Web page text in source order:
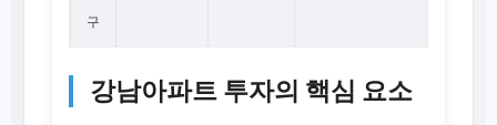
구
강남아파트 투자의 핵심 요소